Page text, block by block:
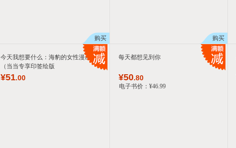
购买 购买
今天我想要什么：海豹的女性漫画
（当当专享印签绘版
¥51.00
每天都想见到你
¥50.80
电子书价： ¥46.99